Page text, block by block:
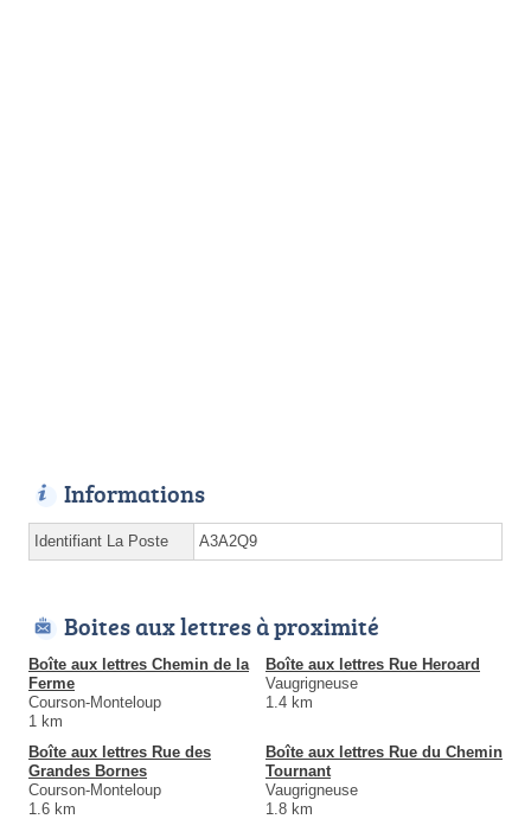
Informations
Identifiant La Poste A3A2Q9
Boites aux lettres à proximité
Boîte aux lettres Chemin de la
Ferme
Courson-Monteloup
1 km
Boîte aux lettres Rue Heroard
Vaugrigneuse
1.4 km
Boîte aux lettres Rue des
Grandes Bornes
Courson-Monteloup
1.6 km
Boîte aux lettres Rue du Chemin
Tournant
Vaugrigneuse
1.8 km